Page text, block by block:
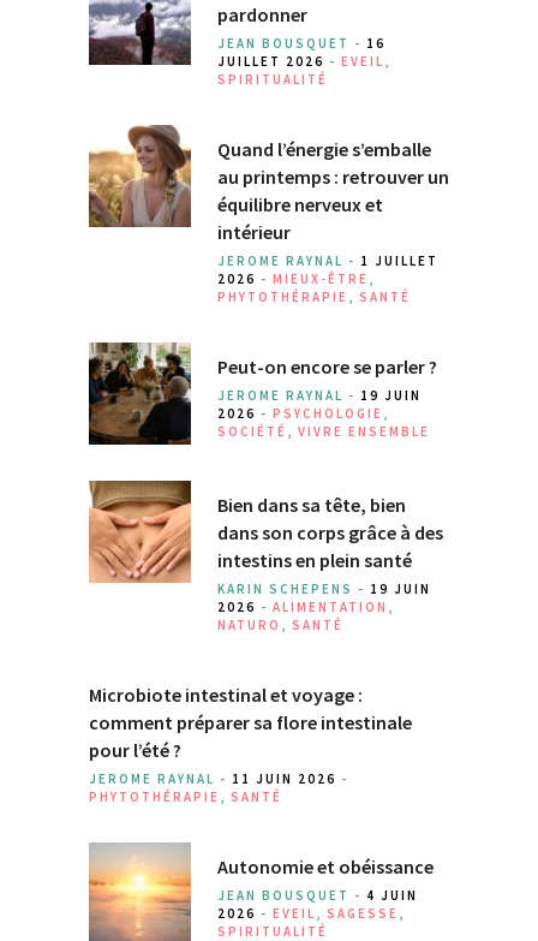
pardonner
JEAN BOUSQUET - 16
JUILLET 2026 - EVEIL
SPIRITUALITÉ
Quand l’énergie s’emballe
au printemps : retrouver un
équilibre nerveux et
intérieur
JEROME RAYNAL - 1 JUILLET
2026 - MIEUX-ÊTRE
PHYTOTHÉRAPIE
SANTÉ
Peut-on encore se parler ?
JEROME RAYNAL - 19 JUIN
2026 - PSYCHOLOGIE
SOCIÉTÉ
VIVRE ENSEMBLE
Bien dans sa tête, bien
dans son corps grâce à des
intestins en plein santé
KARIN SCHEPENS - 19 JUIN
2026 - ALIMENTATION
NATURO
SANTÉ
Microbiote intestinal et voyage :
comment préparer sa flore intestinale
pour l’été ?
JEROME RAYNAL - 11 JUIN 2026 -
PHYTOTHÉRAPIE
SANTÉ
Autonomie et obéissance
JEAN BOUSQUET - 4 JUIN
2026 - EVEIL SAGESSE
SPIRITUALITÉ